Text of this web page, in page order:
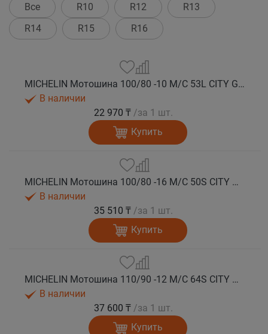
Все R10 R12
R13
R14
R15 R16
MICHELIN Мотошина 100/80 -10 M/C 53L CITY GRIP 2 TL F/R
В наличии
22 970 ₸ /за 1 шт.
Купить
MICHELIN Мотошина 100/80 -16 M/C 50S CITY GRIP 2 TL F/R
В наличии
35 510 ₸ /за 1 шт.
Купить
MICHELIN Мотошина 110/90 -12 M/C 64S CITY GRIP 2 F/R TL
В наличии
37 600 ₸ /за 1 шт.
Купить